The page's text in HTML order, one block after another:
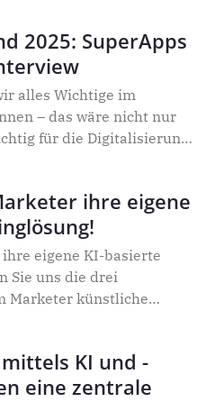
Einblicke in die Zukunft
SuperApps.
2025: SuperApps
alles Wichtige im
– das wäre nicht nur
für die Digitalisierung
2025. Warum
für alles wirklich
Ismet Koyun von KOBIL
ihre eigene
eigene KI-basierte
Sie uns die drei
Marketer künstliche
KI und -
eine zentrale